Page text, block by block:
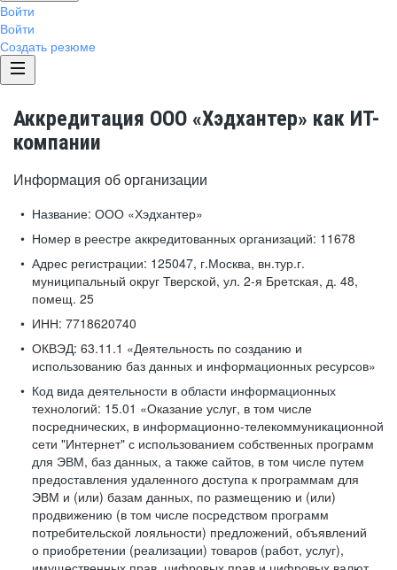
Войти
Войти
Создать резюме
Аккредитация ООО «Хэдхантер» как ИТ-
компании
Информация об организации
Название: ООО «Хэдхантер»
Номер в реестре аккредитованных организаций: 11678
Адрес регистрации: 125047, г.Москва, вн.тур.г.
муниципальный округ Тверской, ул. 2-я Бретская, д. 48,
помещ. 25
ИНН: 7718620740
ОКВЭД: 63.11.1 «Деятельность по созданию и
использованию баз данных и информационных ресурсов»
Код вида деятельности в области информационных
технологий: 15.01 «Оказание услуг, в том числе
посреднических, в информационно-телекоммуникационной
сети "Интернет" с использованием собственных программ
для ЭВМ, баз данных, а также сайтов, в том числе путем
предоставления удаленного доступа к программам для
ЭВМ и (или) базам данных, по размещению и (или)
продвижению (в том числе посредством программ
потребительской лояльности) предложений, объявлений
о приобретении (реализации) товаров (работ, услуг),